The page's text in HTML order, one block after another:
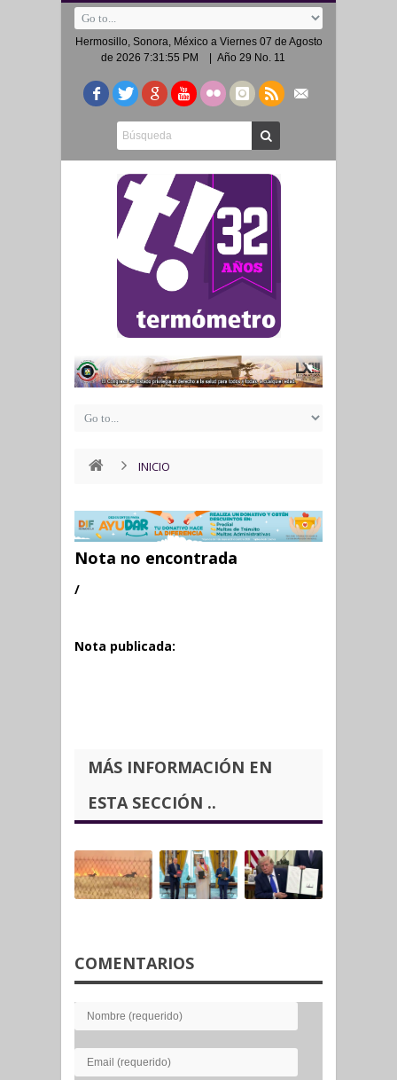
Hermosillo, Sonora, México a Viernes 07 de Agosto
de 2026 7:31:55 PM
| Año 29 No. 11
INICIO
Nota no encontrada
/
Nota publicada:
MÁS INFORMACIÓN EN
ESTA SECCIÓN ..
COMENTARIOS